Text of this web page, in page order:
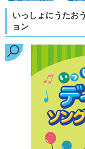
いっしょにうたお
ョン